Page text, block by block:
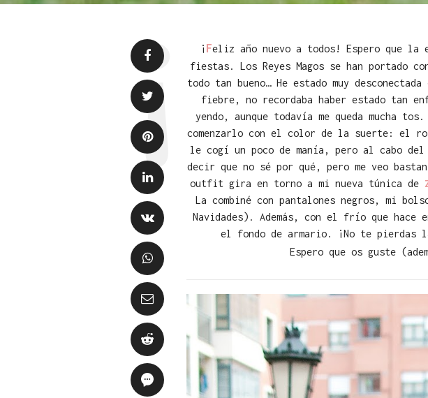
¡ Feliz año nuevo a todos! Espero que la
fiestas. Los Reyes Magos se han portado
todo tan bueno… He estado muy
fiebre, no recordaba haber estado tan
yendo, aunque todavía me queda mucha
comenzarlo con el color de la suerte: el
le cogí un poco de manía, pero al cabo
decir que no sé por qué, pero me veo
outfit gira en torno a mi nueva túnica de
La combiné con pantalones negros, mi
Navidades). Además, con el frío que hace
el fondo de armario. ¡No te pierdas
Espero que os guste